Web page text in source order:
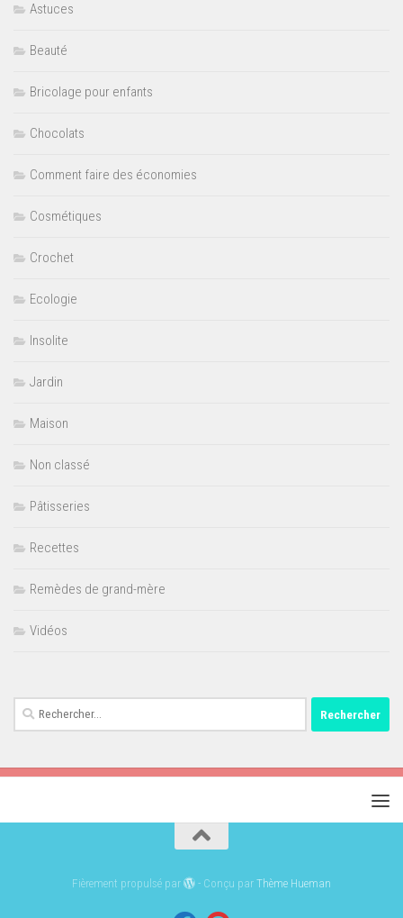
Astuces
Beauté
Bricolage pour enfants
Chocolats
Comment faire des économies
Cosmétiques
Crochet
Ecologie
Insolite
Jardin
Maison
Non classé
Pâtisseries
Recettes
Remèdes de grand-mère
Vidéos
Rechercher :
Fièrement propulsé par - Conçu parThème Hueman